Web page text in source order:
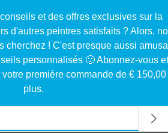
et des offres exclusives sur la
d'autres peintres satisfaits ? Alors,
cherchez ! C'est presque aussi
personnalisés 🙂 Abonnez-vous et
votre première commande de € 150,00
plus.